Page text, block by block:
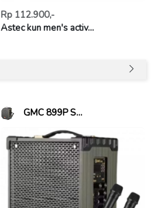
Rp 112.900,-
Astec kun men's activ...
GMC 899P S...